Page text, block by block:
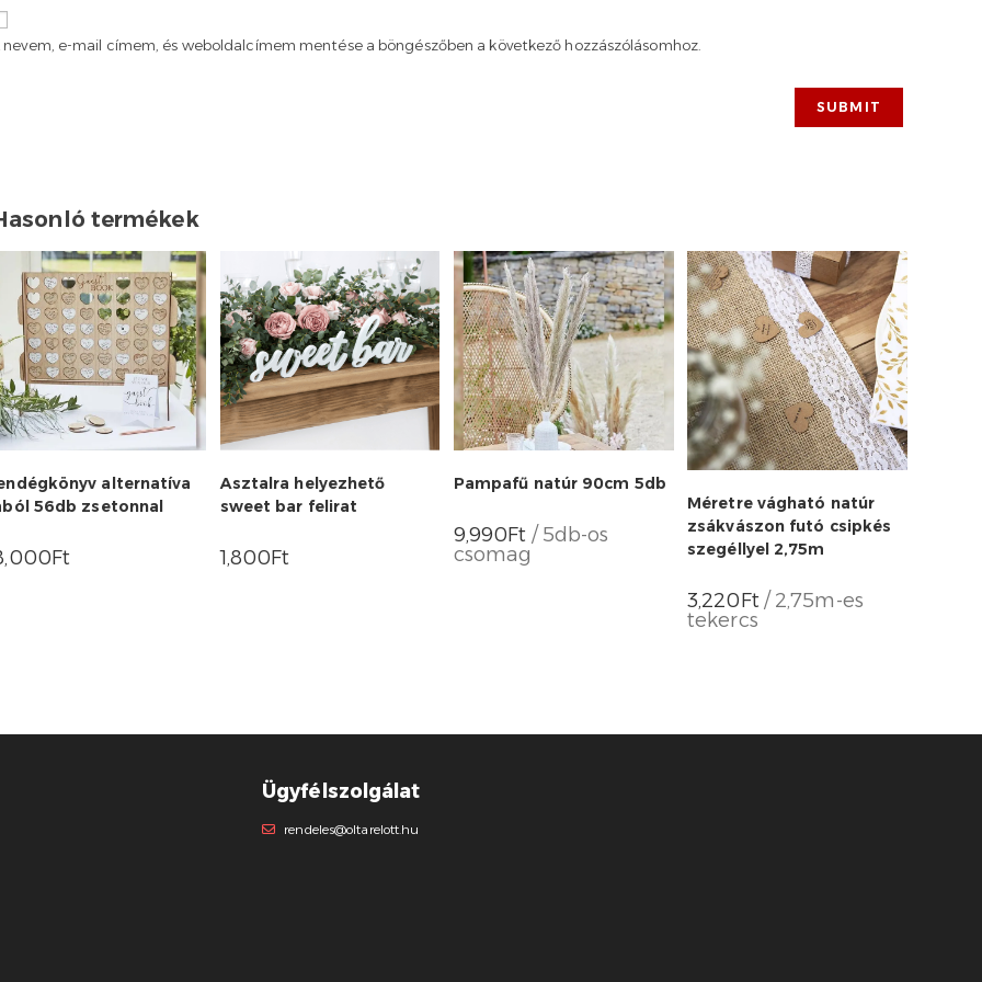
nevem, e-mail címem, és weboldalcímem mentése a böngészőben a következő hozzászólásomhoz.
termékek
alternatíva
56db zsetonnal
Ft
Asztalra helyezhető
sweet bar felirat
1,800Ft
Pampafű natúr 90cm 5db
9,990Ft / 5db-os
csomag
Méretre vágható natúr
zsákvászon futó csipkés
szegéllyel 2,75m
3,220Ft / 2,75m-es
tekercs
Ügyfélszolgálat
rendeles@oltarelott.hu